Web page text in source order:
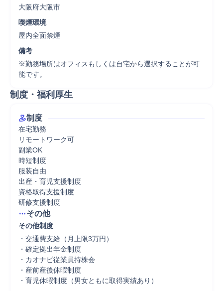
大阪府大阪市
喫煙環境
屋内全面禁煙
備考
※勤務場所はオフィスもしくは自宅から選択することが可
能です。
制度・福利厚生
制度
在宅勤務
リモートワーク可
副業OK
時短制度
服装自由
出産・育児支援制度
資格取得支援制度
研修支援制度
その他
その他制度
・交通費支給（月上限3万円）
・確定拠出年金制度
・カオナビ従業員持株会
・産前産後休暇制度
・育児休暇制度（男女ともに取得実績あり）